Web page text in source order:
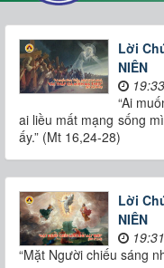
QUÁN VĂN
THƯ GIÃNLời
NIÊN
“Ai
ai liều mất mạng sống
ấy.” (Mt 16,24-28)
Lời
NIÊN
“Mặt Người chiếu sáng